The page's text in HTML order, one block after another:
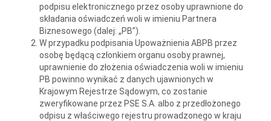
podpisu elektronicznego przez osoby uprawnione do
składania oświadczeń woli w imieniu Partnera
Biznesowego (dalej: „PB”).
W przypadku podpisania Upoważnienia ABPB przez
osobę będącą członkiem organu osoby prawnej,
uprawnienie do złożenia oświadczenia woli w imieniu
PB powinno wynikać z danych ujawnionych w
Krajowym Rejestrze Sądowym, co zostanie
zweryfikowane przez PSE S.A. albo z przedłożonego
odpisu z właściwego rejestru prowadzonego w kraju